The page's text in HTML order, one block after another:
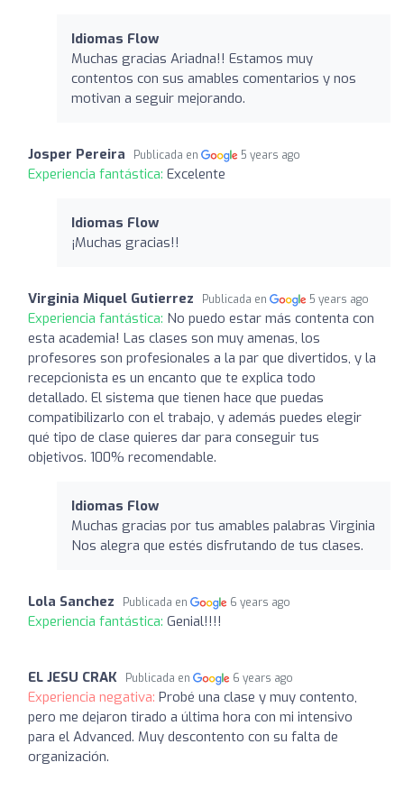
Idiomas Flow
Muchas gracias Ariadna!! Estamos muy
contentos con sus amables comentarios y nos
motivan a seguir mejorando.
Josper Pereira Publicada en 5 years ago
Experiencia fantástica: Excelente
Idiomas Flow
¡Muchas gracias!!
Virginia Miquel Gutierrez Publicada en 5 years ago
Experiencia fantástica: No puedo estar más contenta con
esta academia! Las clases son muy amenas, los
profesores son profesionales a la par que divertidos, y la
recepcionista es un encanto que te explica todo
detallado. El sistema que tienen hace que puedas
compatibilizarlo con el trabajo, y además puedes elegir
qué tipo de clase quieres dar para conseguir tus
objetivos. 100% recomendable.
Idiomas Flow
Muchas gracias por tus amables palabras Virginia
Nos alegra que estés disfrutando de tus clases.
Lola Sanchez Publicada en 6 years ago
Experiencia fantástica: Genial!!!!
EL JESU CRAK Publicada en 6 years ago
Experiencia negativa: Probé una clase y muy contento,
pero me dejaron tirado a última hora con mi intensivo
para el Advanced. Muy descontento con su falta de
organización.